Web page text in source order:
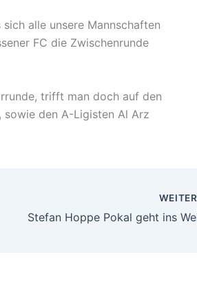
alle unsere Mannschaften
FC die Zwischenrunde
trifft man doch auf den
sowie den A-Ligisten Al Arz
WEITER